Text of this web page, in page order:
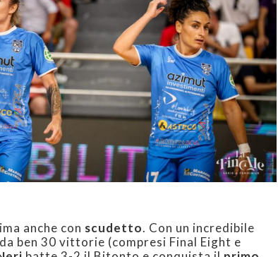
anche con scudetto. Con un incredibile
ben 30 vittorie (compresi Final Eight e